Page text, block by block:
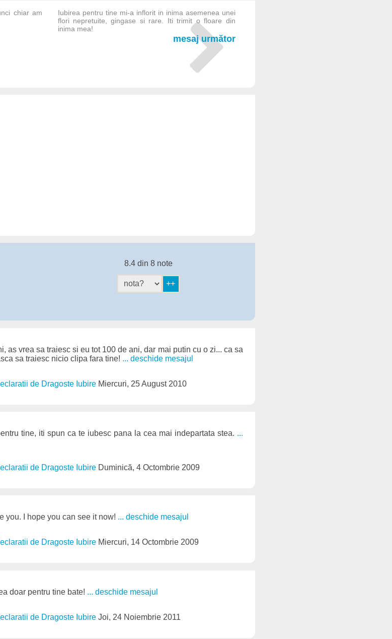
chiar am
Iubirea pentru tine mi-a inflorit in inima asemenea unei
flori nepretuite, gingase si rare. Iti trimit o floare din
inima mea!
mesaj următor
8.4 din 8 note
as vrea sa traiesc si eu tot 100 de ani, dar mai putin cu o zi... ca sa
sa traiesc nicio clipa fara tine! ... deschide mesajul
de Dragoste Iubire Miercuri, 25 August 2010
tine, iti spun ca te iubesc pana la cea mai indepartata stea. ...
de Dragoste Iubire Duminică, 4 Octombrie 2009
you. I hope you can see it now! ... deschide mesajul
de Dragoste Iubire Miercuri, 14 Octombrie 2009
doar pentru tine bate! ... deschide mesajul
de Dragoste IubireJoi, 24 Noiembrie 2011